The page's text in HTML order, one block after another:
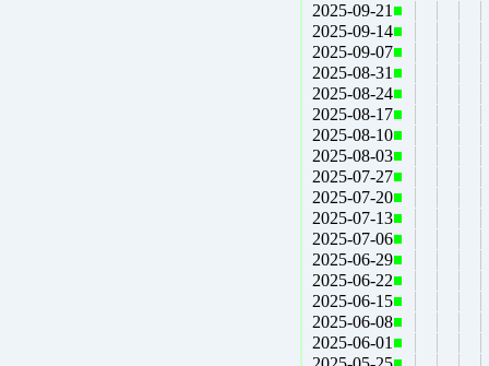
2025-09-21
2025-09-14
2025-09-07
2025-08-31
2025-08-24
2025-08-17
2025-08-10
2025-08-03
2025-07-27
2025-07-20
2025-07-13
2025-07-06
2025-06-29
2025-06-22
2025-06-15
2025-06-08
2025-06-01